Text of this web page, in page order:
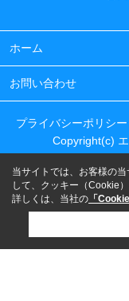
ホーム
お問い合わせ
プライバシーポリシー
Copyright(c)
当サイトでは、お客様の
して、クッキー（Cookie
詳しくは、当社の 「